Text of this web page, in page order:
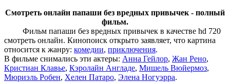
Смотреть онлайн папаши без вредных привычек - полный
фильм.
Фильм папаши без вредных привычек в качестве hd 720
смотреть онлайн. Кинопоиск открыто заявляет, что картина
относится к жанру: комедии, приключения.
В фильме снимались эти актеры: Анна Гейлор, Жан Рено,
Кристиан Клавье, Кэролайн Англаде, Мишель Вюйермоз,
Мюриэль Робен, Хелен Патаро, Элена Ногуэрра.